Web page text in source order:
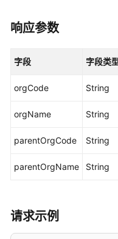
员
题
许
可
响应参数
字段 字段类
orgCode String
orgName String
parentOrgCode String
parentOrgName String
请求示例